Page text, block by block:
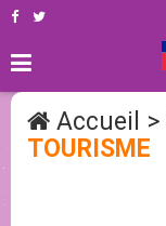
Accueil >
TOURISME